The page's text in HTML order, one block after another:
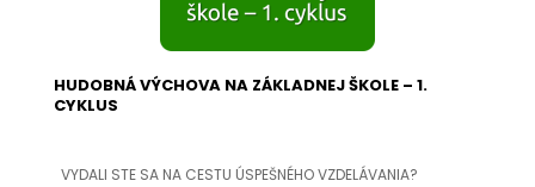
HUDOBNÁ VÝCHOVA NA ZÁKLADNEJ ŠKOLE – 1.
CYKLUS
VYDALI STE SA NA CESTU ÚSPEŠNÉHO VZDELÁVANIA?